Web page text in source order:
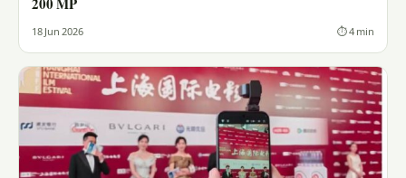
200 MP
18 Jun 2026 ⏱ 4 min